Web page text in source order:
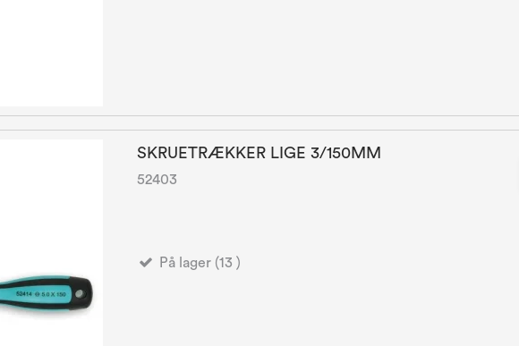
SKRUETRÆKKER LIGE 3/150MM
52403
På lager (13 )